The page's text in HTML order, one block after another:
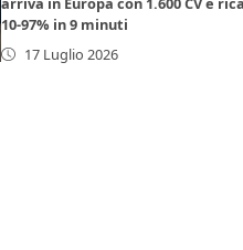
10-97% in 9 minuti
17 Luglio 2026